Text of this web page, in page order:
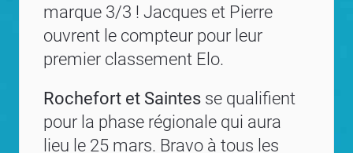
marque 3/3 ! Jacques et Pierre
ouvrent le compteur pour leur
premier classement Elo.
Rochefort et Saintes se qualifient
pour la phase régionale qui aura
lieu le 25 mars. Bravo à tous les